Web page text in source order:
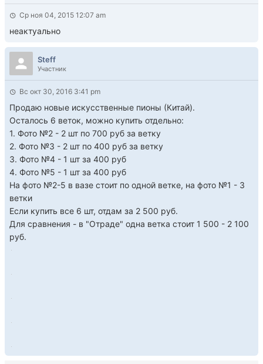
Ср ноя 04, 2015 12:07 am
неактуально
Steff
Участник
Вс окт 30, 2016 3:41 pm
Продаю новые искусственные пионы (Китай).
Осталось 6 веток, можно купить отдельно:
1. Фото №2 - 2 шт по 700 руб за ветку
2. Фото №3 - 2 шт по 400 руб за ветку
3. Фото №4 - 1 шт за 400 руб
4. Фото №5 - 1 шт за 400 руб
На фото №2-5 в вазе стоит по одной ветке, на фото №1 - 3
ветки
Если купить все 6 шт, отдам за 2 500 руб.
Для сравнения - в "Отраде" одна ветка стоит 1 500 - 2 100
руб.